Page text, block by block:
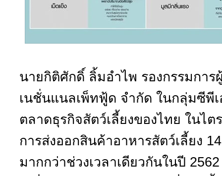
นายกิติศักดิ์ ลิ้มอำไพ รองกรรมการ
เนชั่นแนลเพ็ทฟู้ด จำกัด ในกลุ่มซีพี
ตลาดธุรกิจสัตว์เลี้ยงของไทย ในไ
การส่งออกสินค้าอาหารสัตว์เลี้ยง
มากกว่าช่วงเวลาเดียวกันในปี